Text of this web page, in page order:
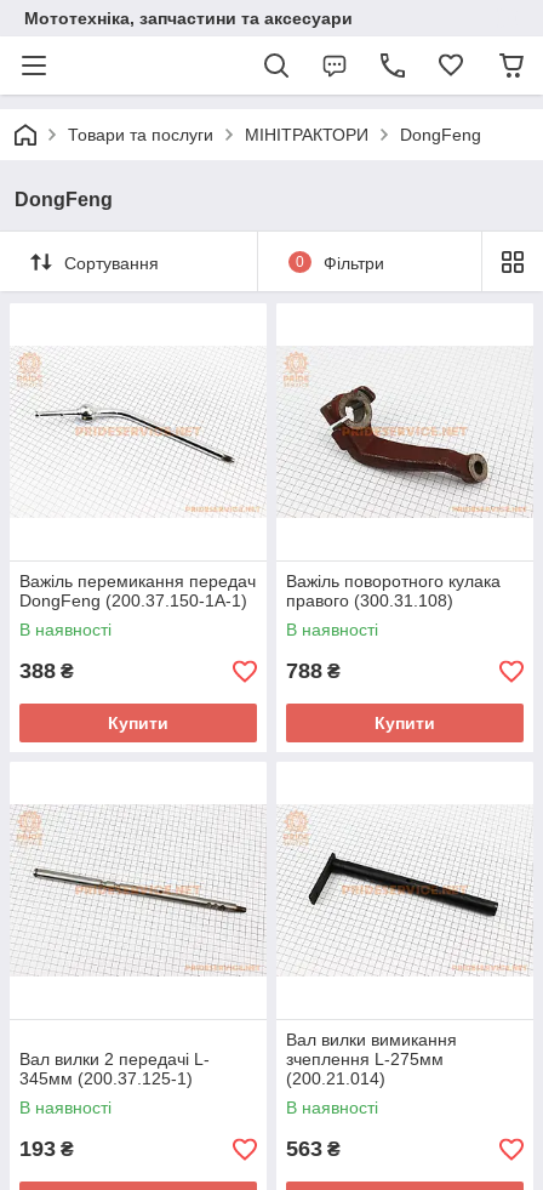
Мототехніка, запчастини та аксесуари
Товари та послуги МІНІТРАКТОРИ DongFeng
DongFeng
Сортування 0 Фільтри
Важіль перемикання передач
DongFeng (200.37.150-1A-1)
В наявності
388 ₴
Купити
Важіль поворотного кулака
правого (300.31.108)
В наявності
788 ₴
Купити
Вал вилки 2 передачі L-
345мм (200.37.125-1)
В наявності
193 ₴
Вал вилки вимикання
зчеплення L-275мм
(200.21.014)
В наявності
563 ₴